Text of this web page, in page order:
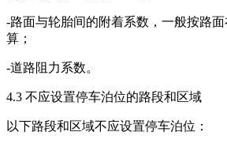
-路面与轮胎间的附着系数，一般按路
算；
-道路阻力系数。
4.3 不应设置停车泊位的路段和区域
以下路段和区域不应设置停车泊位：